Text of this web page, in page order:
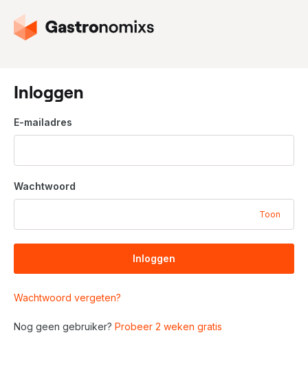
G
a
a
r
d
e
o
m
e
a
g
n
a
Inloggen
E-mailadres
Wachtwoord
Toon
Inloggen
Wachtwoord vergeten?
Nog geen gebruiker? Probeer 2 weken gratis